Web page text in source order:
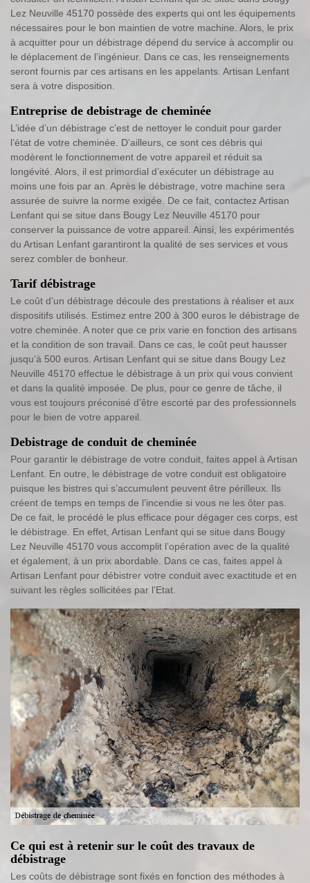
Lez Neuville 45170 possède des experts qui ont les équipements
nécessaires pour le bon maintien de votre machine. Alors, le prix
à acquitter pour un débistrage dépend du service à accomplir ou
le déplacement de l’ingénieur. Dans ce cas, les renseignements
seront fournis par ces artisans en les appelants. Artisan Lenfant
sera à votre disposition.
Entreprise de debistrage de cheminée
L’idée d’un débistrage c’est de nettoyer le conduit pour garder
l’état de votre cheminée. D’ailleurs, ce sont ces débris qui
modèrent le fonctionnement de votre appareil et réduit sa
longévité. Alors, il est primordial d’exécuter un débistrage au
moins une fois par an. Après le débistrage, votre machine sera
assurée de suivre la norme exigée. De ce fait, contactez Artisan
Lenfant qui se situe dans Bougy Lez Neuville 45170 pour
conserver la puissance de votre appareil. Ainsi, les expérimentés
du Artisan Lenfant garantiront la qualité de ses services et vous
serez combler de bonheur.
Tarif débistrage
Le coût d’un débistrage découle des prestations à réaliser et aux
dispositifs utilisés. Estimez entre 200 à 300 euros le débistrage de
votre cheminée. A noter que ce prix varie en fonction des artisans
et la condition de son travail. Dans ce cas, le coût peut hausser
jusqu’à 500 euros. Artisan Lenfant qui se situe dans Bougy Lez
Neuville 45170 effectue le débistrage à un prix qui vous convient
et dans la qualité imposée. De plus, pour ce genre de tâche, il
vous est toujours préconisé d’être escorté par des professionnels
pour le bien de votre appareil.
Debistrage de conduit de cheminée
Pour garantir le débistrage de votre conduit, faites appel à Artisan
Lenfant. En outre, le débistrage de votre conduit est obligatoire
puisque les bistres qui s’accumulent peuvent être périlleux. Ils
créent de temps en temps de l’incendie si vous ne les ôter pas.
De ce fait, le procédé le plus efficace pour dégager ces corps, est
le débistrage. En effet, Artisan Lenfant qui se situe dans Bougy
Lez Neuville 45170 vous accomplit l’opération avec de la qualité
et également, à un prix abordable. Dans ce cas, faites appel à
Artisan Lenfant pour débistrer votre conduit avec exactitude et en
suivant les règles sollicitées par l’Etat.
Ce qui est à retenir sur le coût des travaux de
débistrage
Les coûts de débistrage sont fixés en fonction des méthodes à